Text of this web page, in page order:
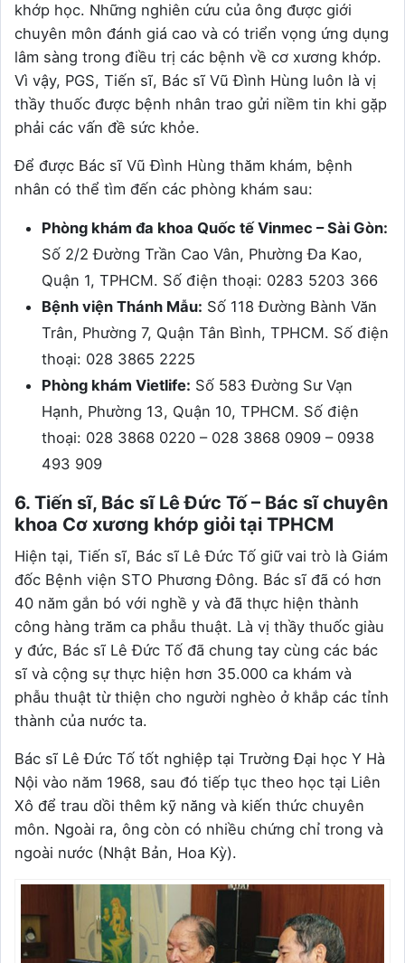
khớp học. Những nghiên cứu của ông được giới
chuyên môn đánh giá cao và có triển vọng ứng dụng
lâm sàng trong điều trị các bệnh về cơ xương khớp.
Vì vậy, PGS, Tiến sĩ, Bác sĩ Vũ Đình Hùng luôn là vị
thầy thuốc được bệnh nhân trao gửi niềm tin khi gặp
phải các vấn đề sức khỏe.
Để được Bác sĩ Vũ Đình Hùng thăm khám, bệnh
nhân có thể tìm đến các phòng khám sau:
Phòng khám đa khoa Quốc tế Vinmec – Sài Gòn:
Số 2/2 Đường Trần Cao Vân, Phường Đa Kao,
Quận 1, TPHCM. Số điện thoại: 0283 5203 366
Bệnh viện Thánh Mẫu: Số 118 Đường Bành Văn
Trân, Phường 7, Quận Tân Bình, TPHCM. Số điện
thoại: 028 3865 2225
Phòng khám Vietlife: Số 583 Đường Sư Vạn
Hạnh, Phường 13, Quận 10, TPHCM. Số điện
thoại: 028 3868 0220 – 028 3868 0909 – 0938
493 909
6. Tiến sĩ, Bác sĩ Lê Đức Tố – Bác sĩ chuyên
khoa Cơ xương khớp giỏi tại TPHCM
Hiện tại, Tiến sĩ, Bác sĩ Lê Đức Tố giữ vai trò là Giám
đốc Bệnh viện STO Phương Đông. Bác sĩ đã có hơn
40 năm gắn bó với nghề y và đã thực hiện thành
công hàng trăm ca phẫu thuật. Là vị thầy thuốc giàu
y đức, Bác sĩ Lê Đức Tố đã chung tay cùng các bác
sĩ và cộng sự thực hiện hơn 35.000 ca khám và
phẫu thuật từ thiện cho người nghèo ở khắp các tỉnh
thành của nước ta.
Bác sĩ Lê Đức Tố tốt nghiệp tại Trường Đại học Y Hà
Nội vào năm 1968, sau đó tiếp tục theo học tại Liên
Xô để trau dồi thêm kỹ năng và kiến thức chuyên
môn. Ngoài ra, ông còn có nhiều chứng chỉ trong và
ngoài nước (Nhật Bản, Hoa Kỳ).